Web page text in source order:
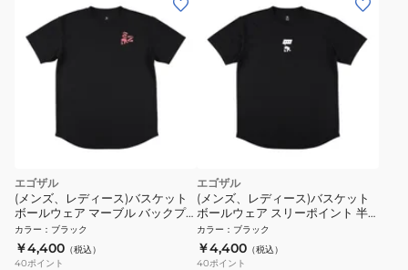
エゴザル
(メンズ、レディース)バスケット
ボールウェア マーブル バックプ
リント 半袖Tシャツ
EZSS26UST014C001
カラー ： ブラック
￥4,400 （税込）
40ポイント
エゴザル
(メンズ、レディース)バスケット
ボールウェア スリーポイント 半
袖Tシャツ EZSS26UST009C001
カラー ： ブラック
￥4,400 （税込）
40ポイント